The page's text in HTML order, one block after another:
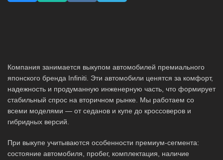
Компания занимается выкупом автомобилей премиального
японского бренда Infiniti. Эти автомобили ценятся за комфорт,
надежность и продуманную инженерную часть, что формирует
стабильный спрос на вторичном рынке. Мы работаем со
всеми моделями — от седанов и купе до кроссоверов и
гибридных версий.
При выкупе учитываются особенности премиум-сегмента:
состояние автомобиля, пробег, комплектация, наличие